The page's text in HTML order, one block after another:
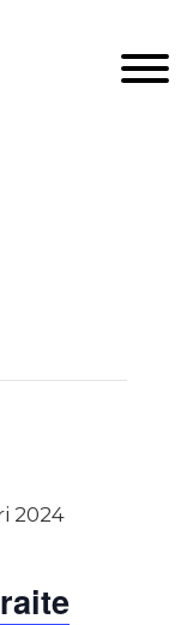
2024